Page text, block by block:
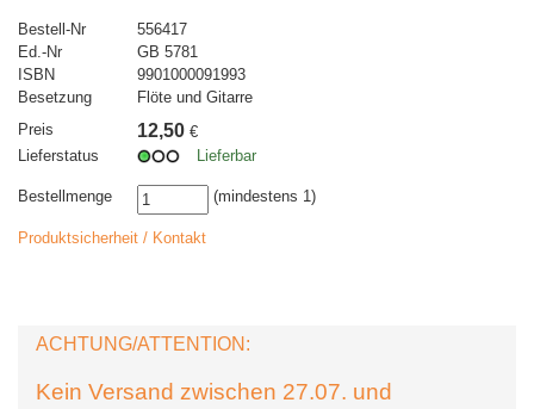
Bestell-Nr
556417
Ed.-Nr
GB 5781
ISBN
9901000091993
Besetzung
Flöte und Gitarre
Preis
12,50 €
Lieferstatus
Lieferbar
Bestellmenge (mindestens 1)
Produktsicherheit / Kontakt
ACHTUNG/ATTENTION:
Kein Versand zwischen 27.07. und